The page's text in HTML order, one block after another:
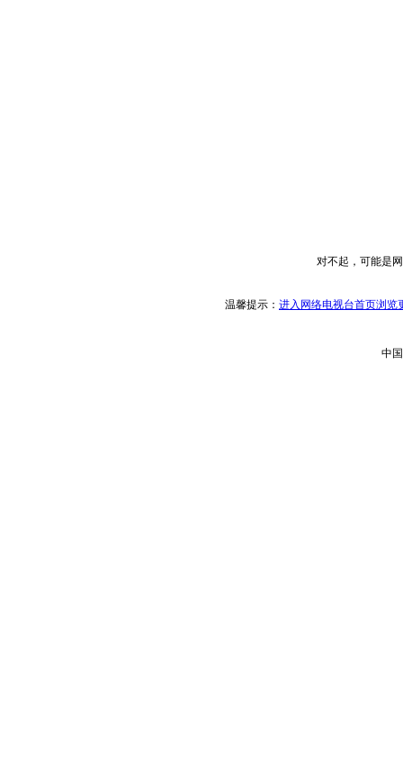
对不起，可能是
温馨提示： 进入网络电视台首页浏览
中